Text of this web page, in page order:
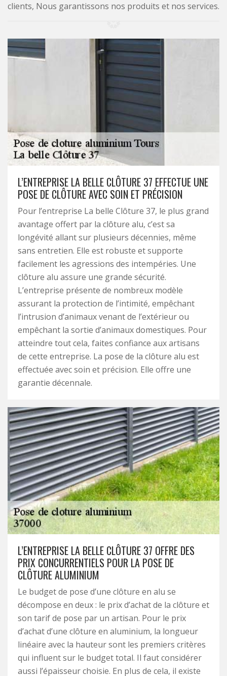
clients, Nous garantissons nos produits et nos services.
L’ENTREPRISE LA BELLE CLÔTURE 37 EFFECTUE UNE
POSE DE CLÔTURE AVEC SOIN ET PRÉCISION
Pour l’entreprise La belle Clôture 37, le plus grand
avantage offert par la clôture alu, c’est sa
longévité allant sur plusieurs décennies, même
sans entretien. Elle est robuste et supporte
facilement les agressions des intempéries. Une
clôture alu assure une grande sécurité.
L’entreprise présente de nombreux modèle
assurant la protection de l’intimité, empêchant
l’intrusion d’animaux venant de l’extérieur ou
empêchant la sortie d’animaux domestiques. Pour
atteindre tout cela, faites confiance aux artisans
de cette entreprise. La pose de la clôture alu est
effectuée avec soin et précision. Elle offre une
garantie décennale.
L’ENTREPRISE LA BELLE CLÔTURE 37 OFFRE DES
PRIX CONCURRENTIELS POUR LA POSE DE
CLÔTURE ALUMINIUM
Le budget de pose d’une clôture en alu se
décompose en deux : le prix d’achat de la clôture et
son tarif de pose par un artisan. Pour le prix
d’achat d’une clôture en aluminium, la longueur
linéaire avec la hauteur sont les premiers critères
qui influent sur le budget total. Il faut considérer
aussi l’épaisseur choisie. En plus de cela, il existe